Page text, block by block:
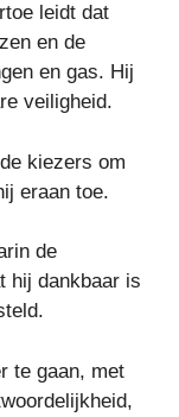
leidt dat
en de
en gas. Hij
veiligheid.
kiezers om
eraan toe.
de
hij dankbaar is
te gaan, met